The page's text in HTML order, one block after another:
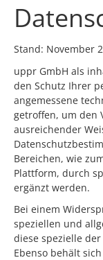
Stand: November
uppr GmbH als
den Schutz Ihrer
angemessene
getroffen, um den
ausreichender
Bereichen, wie
Plattform, durch
ergänzt werden.
Bei einem
speziellen und
diese spezielle
Ebenso behält